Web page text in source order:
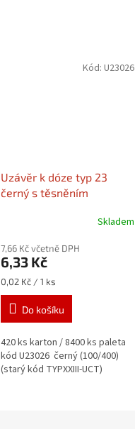
Uzávěr k dóze typ 23
černý s těsněním
Skladem
7,66 Kč včetně DPH
6,33 Kč
Měrná
cena:
0,02 Kč / 1 ks
Do košíku
420 ks karton / 8400 ks paleta
kód U23026 černý (100/400)
(starý kód TYPXXIII-UCT)
Kód:U23026